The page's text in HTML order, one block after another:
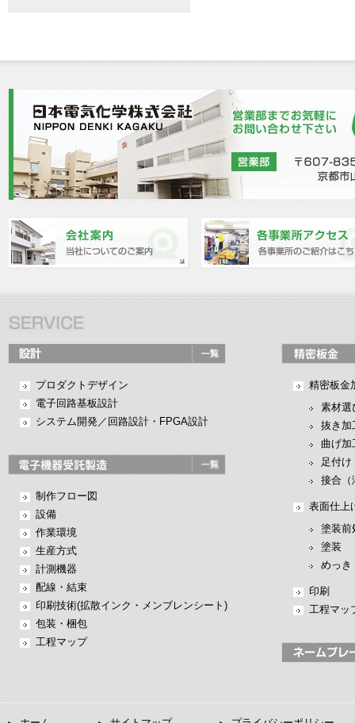
プロダクトデザイン
電子回路基板設計
システム開発／回路設計・FPGA設計
制作フロー図
設備
作業環境
生産方式
計測機器
配線・結束
印刷技術(拡散インク・メンブレンシート)
包装・梱包
工程マップ
精密板金
素材選
抜き加
曲げ加
足付
接合（
表面仕上
塗装前
塗装
めっき
印刷
工程マッ